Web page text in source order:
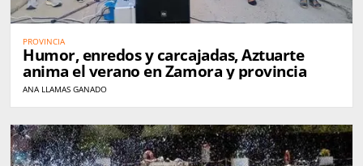
PROVINCIA
Humor, enredos y carcajadas, Aztuarte
anima el verano en Zamora y provincia
ANA LLAMAS GANADO